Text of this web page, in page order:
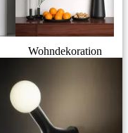
Wohndekoration